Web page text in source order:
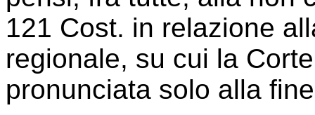
121 Cost. in relazione
regionale, su cui la
pronunciata solo alla